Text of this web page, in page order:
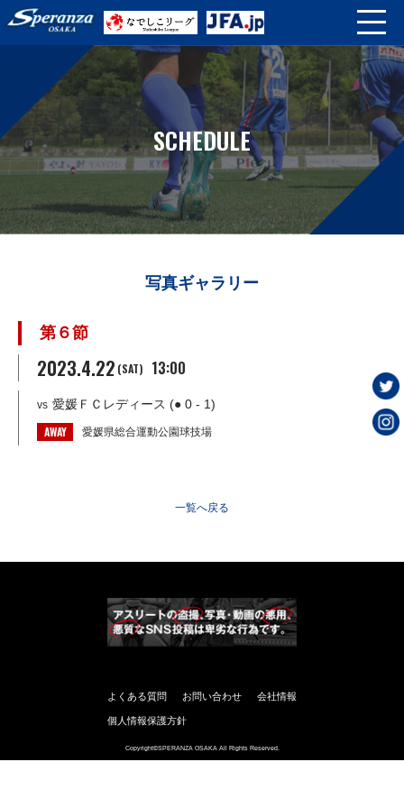
SCHEDULE
写真ギャラリー
第６節
2023.4.22 (SAT) 13:00
vs 愛媛ＦＣレディース (● 0 - 1)
AWAY 愛媛県総合運動公園球技場
一覧へ戻る
よくある質問 お問い合わせ 会社情報
個人情報保護方針
Copyright©SPERANZA OSAKA All Rights Reserved.